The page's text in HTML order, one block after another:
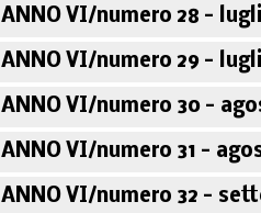
ANNO VI/numero 28 -
ANNO VI/numero 29 -
ANNO VI/numero 30 -
ANNO VI/numero 31 -
ANNO VI/numero 32 -